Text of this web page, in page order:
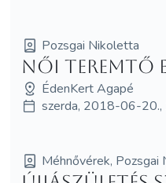
Pozsgai Nikoletta
Női Teremtő
ÉdenKert Agapé
szerda, 2018-06-
Méhnővérek, Pozsgai